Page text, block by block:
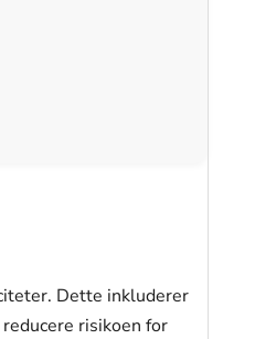
Dette inkluderer
risikoen for